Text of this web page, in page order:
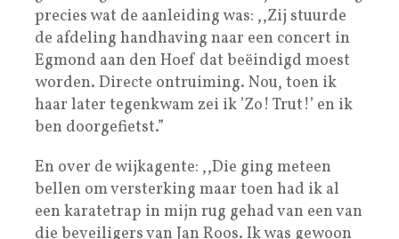
precies wat de aanleiding was: ,,Zij stuurde
de afdeling handhaving naar een concert in
Egmond aan den Hoef dat beëindigd moest
worden. Directe ontruiming. Nou, toen ik
haar later tegenkwam zei ik ’Zo! Trut!’ en ik
ben doorgefietst.”
En over de wijkagente: ,,Die ging meteen
bellen om versterking maar toen had ik al
een karatetrap in mijn rug gehad van een van
die beveiligers van Jan Roos. Ik was gewoon